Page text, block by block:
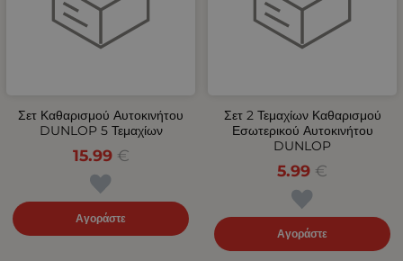
Σετ Καθαρισμού Αυτοκινήτου
DUNLOP 5 Τεμαχίων
15.99 €
Αγοράστε
Σετ 2 Τεμαχίων Καθαρισμού
Εσωτερικού Αυτοκινήτου
DUNLOP
5.99 €
Αγοράστε